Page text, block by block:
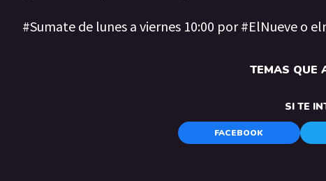
#Sumate de lunes a viernes 10:00 por #ElNueve o
TEMAS QUE
SI TE
FACEBOOK